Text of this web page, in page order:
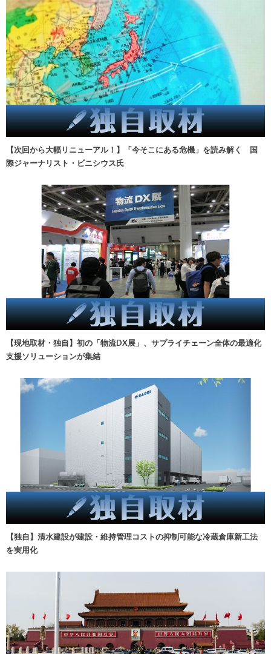
【次回から大幅リニューアル！】「今そこにある危機」を読み解く 国
際ジャーナリスト・ビニシウス氏
【現地取材・独自】初の「物流DX展」、サプライチェーン全体の最適化
支援ソリューションが集結
【独自】清水建設が建設・維持管理コストの抑制可能な冷蔵倉庫新工法
を実用化